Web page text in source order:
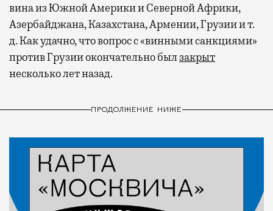
вина из Южной Америки и Северной Африки,
Азербайджана, Казахстана, Армении, Грузии и т.
д. Как удачно, что вопрос с «винными санкциями»
против Грузии окончательно былзакрыт
несколько лет назад.
ПРОДОЛЖЕНИЕ НИЖЕ